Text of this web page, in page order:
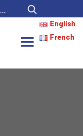
English
French